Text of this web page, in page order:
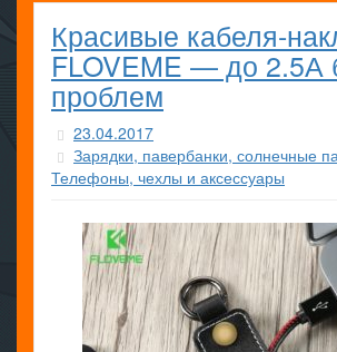
Красивые кабеля-
FLOVEME — до 2.5А
проблем
23.04.2017
Зарядки, павербанки, солнечные
Телефоны, чехлы и аксессуары